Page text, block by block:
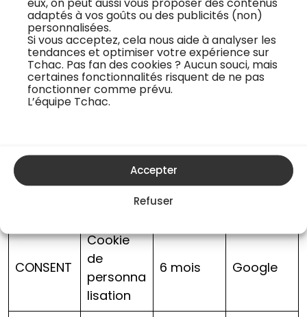
adaptés à vos goûts ou des publicités (non)
personnalisées.
Si vous acceptez, cela nous aide à analyser les
tendances et optimiser votre expérience sur
Tchac. Pas fan des cookies ? Aucun souci, mais
certaines fonctionnalités risquent de ne pas
fonctionner comme prévu.
L’équipe Tchac.
Accepter
Refuser
bitmovin
_analytic
s_uuid
Cookies
analytiqu
es
6 mois Bitmovin
_fbp
Cookies
de
partage
d’informa
90 jours
CONSENT
Cookie
de
personna
lisation
6 mois Google